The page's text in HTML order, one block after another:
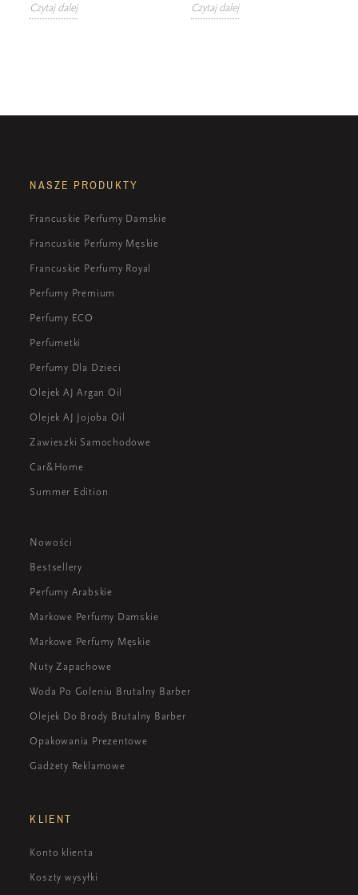
Czytaj dalej
Czytaj dalej
NASZE PRODUKTY
Francuskie Perfumy Damskie
Francuskie Perfumy Męskie
Francuskie Perfumy Royal
Perfumy Premium
Perfumy ECO
Perfumetki
Perfumy Dla Dzieci
Olejek AJ Argan Oil
Olejek AJ Jojoba Oil
Zawieszki Samochodowe
Car&Home
Summer Edition
Nowości
Bestsellery
Perfumy Arabskie
Markowe Perfumy Damskie
Markowe Perfumy Męskie
Nuty Zapachowe
Woda Po Goleniu Brutalny Barber
Olejek Do Brody Brutalny Barber
Opakowania Prezentowe
Gadżety Reklamowe
KLIENT
Konto klienta
Koszty wysyłki